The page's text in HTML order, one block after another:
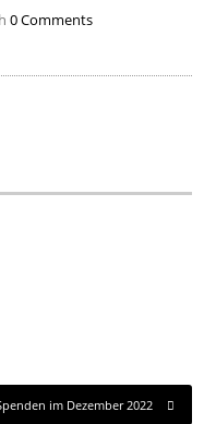
0 Comments
im Dezember 2022